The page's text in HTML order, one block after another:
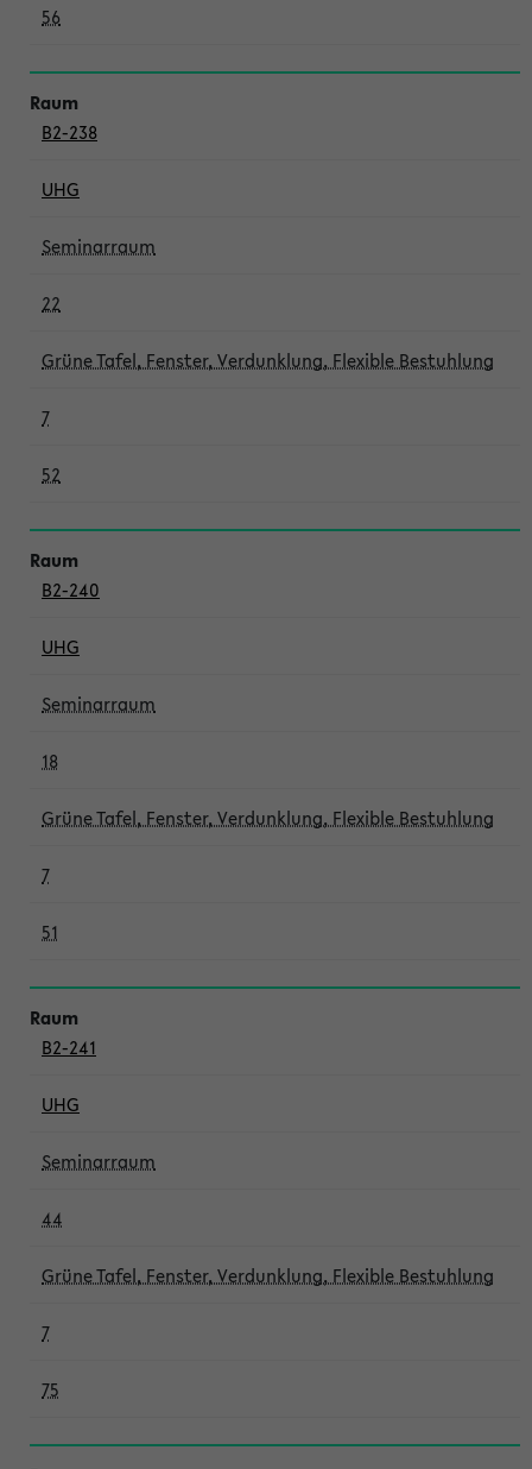
56
B2-238
UHG
Seminarraum
22
Grüne Tafel, Fenster, Verdunklung, Flexible Bestuhlung
7
52
B2-240
UHG
Seminarraum
18
Grüne Tafel, Fenster, Verdunklung, Flexible Bestuhlung
7
51
B2-241
UHG
Seminarraum
44
Grüne Tafel, Fenster, Verdunklung, Flexible Bestuhlung
7
75